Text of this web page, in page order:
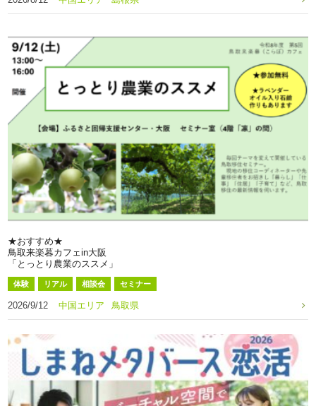
★おすすめ★
鳥取来楽暮カフェin大阪
「とっとり農業のススメ」
体験 リアル 相談会 セミナー
2026/9/12 中国エリア 鳥取県